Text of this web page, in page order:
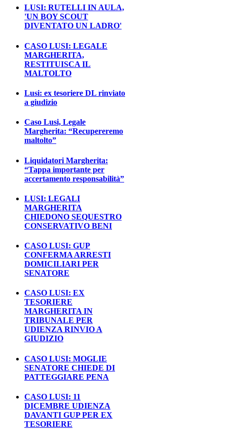
LUSI: RUTELLI IN AULA,
'UN BOY SCOUT
DIVENTATO UN LADRO'
CASO LUSI: LEGALE
MARGHERITA,
RESTITUISCA IL
MALTOLTO
Lusi: ex tesoriere DL rinviato
a giudizio
Caso Lusi, Legale
Margherita: “Recupereremo
maltolto”
Liquidatori Margherita:
“Tappa importante per
accertamento responsabilità”
LUSI: LEGALI
MARGHERITA
CHIEDONO SEQUESTRO
CONSERVATIVO BENI
CASO LUSI: GUP
CONFERMA ARRESTI
DOMICILIARI PER
SENATORE
CASO LUSI: EX
TESORIERE
MARGHERITA IN
TRIBUNALE PER
UDIENZA RINVIO A
GIUDIZIO
CASO LUSI: MOGLIE
SENATORE CHIEDE DI
PATTEGGIARE PENA
CASO LUSI: 11
DICEMBRE UDIENZA
DAVANTI GUP PER EX
TESORIERE